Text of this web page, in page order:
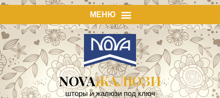
NOVAЖАЛЮЗИ
шторы и жалюзи под ключ